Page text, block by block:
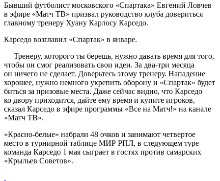
Бывший футболист московского «Спартака» Евгений Ловчев
в эфире «Матч ТВ» призвал руководство клуба довериться
главному тренеру Хуану Карлосу Карседо.
Карседо возглавил «Спартак» в январе.
— Тренеру, которого ты берешь, нужно давать время для того,
чтобы он смог реализовать свои идеи. За два‑три месяца
он ничего не сделает. Доверьтесь этому тренеру. Нападение
хорошее, нужно немного укрепить оборону и «Спартак» будет
биться за призовые места. Даже сейчас видно, что Карседо
ко двору приходится, дайте ему время и купите игроков, —
сказал Карседо в эфире программы «Все на Матч!» на канале
«Матч ТВ».
«Красно‑белые» набрали 48 очков и занимают четвертое
место в турнирной таблице МИР РПЛ, в следующем туре
команда Карседо 1 мая сыграет в гостях против самарских
«Крыльев Советов».